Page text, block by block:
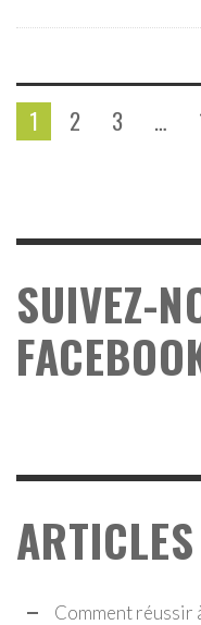
1 2 3 …
SUIVEZ-
Comment réussir